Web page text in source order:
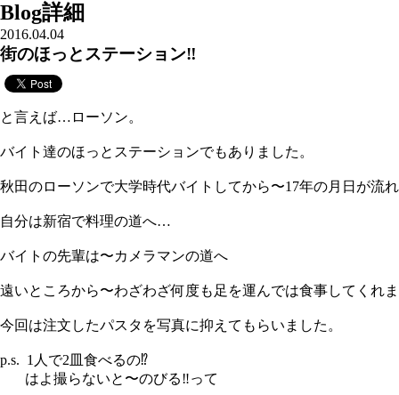
Blog詳細
2016.04.04
街のほっとステーション‼︎
と言えば…ローソン。
バイト達のほっとステーションでもありました。
秋田のローソンで大学時代バイトしてから〜17年の月日が流
自分は新宿で料理の道へ…
バイトの先輩は〜カメラマンの道へ
遠いところから〜わざわざ何度も足を運んでは食事してくれま
今回は注文したパスタを写真に抑えてもらいました。
p.s. 1人で2皿食べるの⁉︎
はよ撮らないと〜のびる‼︎って